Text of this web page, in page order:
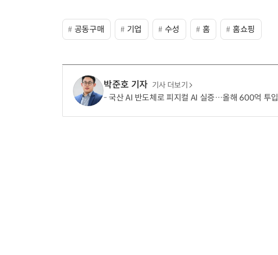
공동구매 기업 수성 홈 홈쇼핑
박준호 기자 기사 더보기
국산 AI 반도체로 피지컬 AI 실증…올해 600억 투입